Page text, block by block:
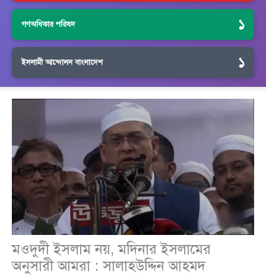
গণঅধিকার পরিষদ ১
ইসলামী আন্দোলন বাংলাদেশ ১
মওদুদী ইসলাম নয়, মদিনার ইসলামের
অনুসারী আমরা : সালাহউদ্দিন আহমদ